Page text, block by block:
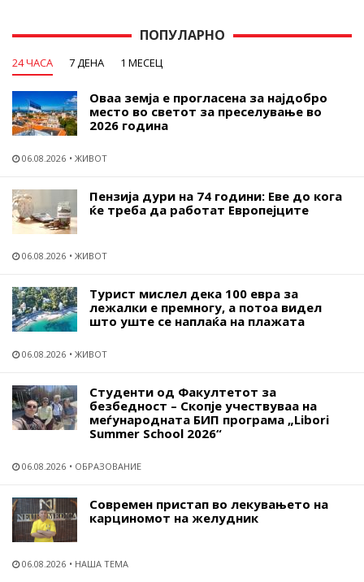
ПОПУЛАРНО
24 ЧАСА 7 ДЕНА 1 МЕСЕЦ
Оваа земја е прогласена за најдобро
место во светот за преселување во
2026 година
06.08.2026 ЖИВОТ
Пензија дури на 74 години: Еве до кога
ќе треба да работат Европејците
06.08.2026 ЖИВОТ
Турист мислел дека 100 евра за
лежалки е премногу, а потоа видел
што уште се наплаќа на плажата
06.08.2026 ЖИВОТ
Студенти од Факултетот за
безбедност – Скопје учествуваа на
меѓународната БИП програма „Libori
Summer School 2026“
06.08.2026 ОБРАЗОВАНИЕ
Современ пристап во лекувањето на
карциномот на желудник
06.08.2026 НАША ТЕМА